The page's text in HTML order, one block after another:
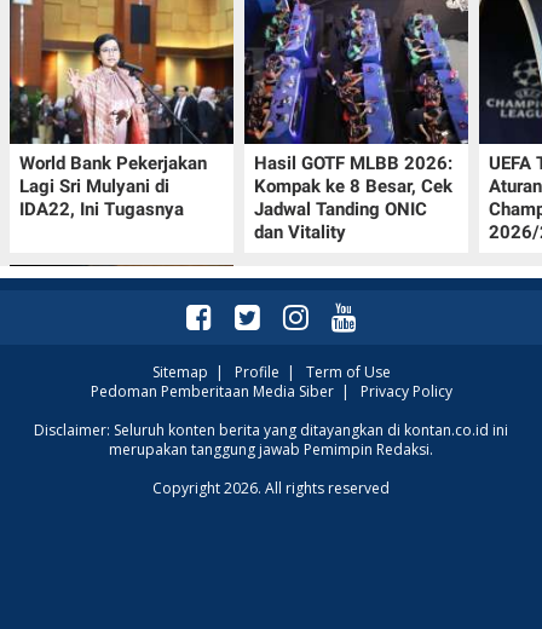
World Bank Pekerjakan
Lagi Sri Mulyani di
IDA22, Ini Tugasnya
Hasil GOTF MLBB 2026:
Kompak ke 8 Besar, Cek
Jadwal Tanding ONIC
dan Vitality
UEFA
2026/
Jadwal Persija vs Arema
FC Perebutan Juara 3
Sitemap | Profile | Term of Use
Pedoman Pemberitaan Media Siber| Privacy Policy
Disclaimer: Seluruh konten berita yang ditayangkan di kontan.co.id ini
merupakan tanggung jawab Pemimpin Redaksi.
Copyright 2026. All rights reserved